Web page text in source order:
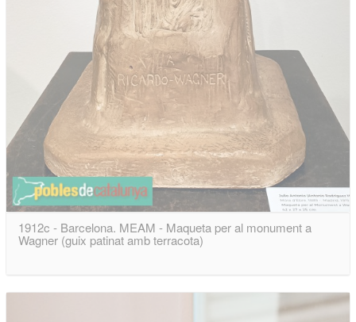
1912c - Barcelona. MEAM - Maqueta per al monument a
Wagner (guix patinat amb terracota)